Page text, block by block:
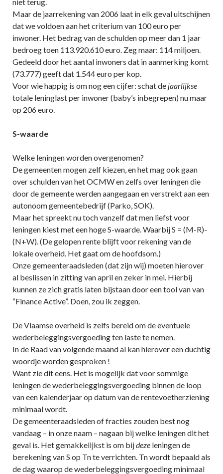
Maar de jaarrekening van 2006 laat in elk geval uitschijnen
dat we voldoen aan het criterium van 100 euro per
inwoner. Het bedrag van de schulden op meer dan 1 jaar
bedroeg toen 113.920.610 euro. Zeg maar: 114 miljoen.
Gedeeld door het aantal inwoners dat in aanmerking komt
(73.777) geeft dat 1.544 euro per kop.
Voor wie happig is om nog een cijfer: schat de jaarlijkse
totale leninglast per inwoner (baby’s inbegrepen) nu maar
op 206 euro.
S-waarde
Welke leningen worden overgenomen?
De gemeenten mogen zelf kiezen, en het mag ook gaan
over schulden van het OCMW en zelfs over leningen die
door de gemeente werden aangegaan en verstrekt aan een
autonoom gemeentebedrijf (Parko, SOK).
Maar het spreekt nu toch vanzelf dat men liefst voor
leningen kiest met een hoge S-waarde. Waarbij S = (M-R)-
(N+W). (De gelopen rente blijft voor rekening van de
lokale overheid. Het gaat om de hoofdsom.)
Onze gemeenteraadsleden (dat zijn wij) moeten hierover
al beslissen in zitting van april en zeker in mei. Hierbij
kunnen ze zich gratis laten bijstaan door een tool van van
“Finance Active”. Doen, zou ik zeggen.
De Vlaamse overheid is zelfs bereid om de eventuele
wederbeleggingsvergoeding ten laste te nemen.
In de Raad van volgende maand al kan hierover een duchtig
woordje worden gesproken !
Want zie dit eens. Het is mogelijk dat voor sommige
leningen de wederbeleggingsvergoeding binnen de loop
van een kalenderjaar op datum van de rentevoetherziening
minimaal wordt.
De gemeenteraadsleden of fracties zouden best nog
vandaag – in onze naam – nagaan bij welke leningen dit het
geval is. Het gemakkelijkst is om bijdeze leningen de
berekening van S op Tn te verrichten. Tn wordt bepaald als
de dag waarop de wederbeleggingsvergoeding minimaal